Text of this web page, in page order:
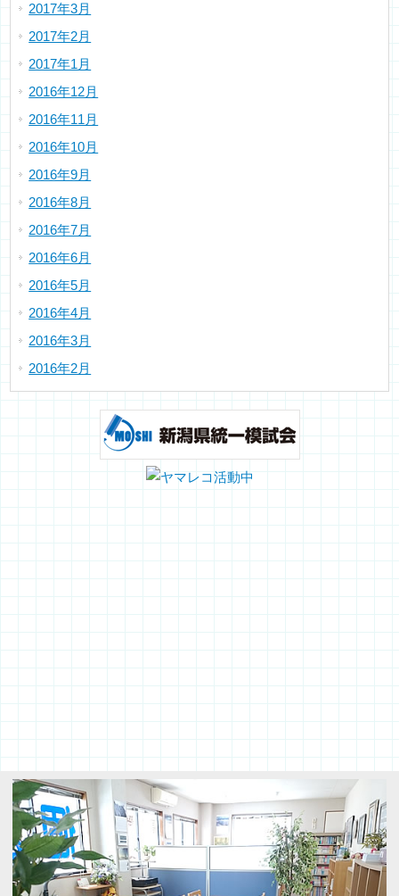
2017年3月
2017年2月
2017年1月
2016年12月
2016年11月
2016年10月
2016年9月
2016年8月
2016年7月
2016年6月
2016年5月
2016年4月
2016年3月
2016年2月